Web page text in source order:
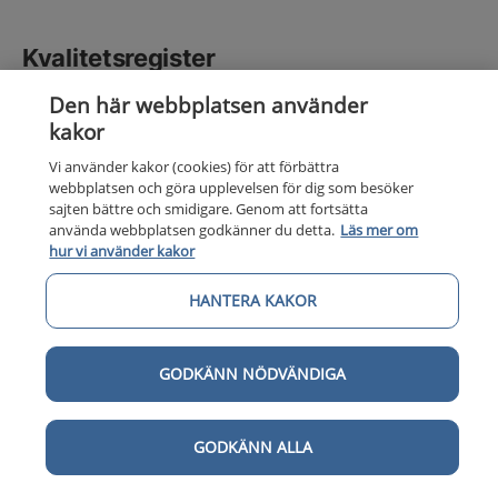
Kvalitetsregister
Rapportera gärna i följande kvalitetsregister (mer
information finns även i åtgärdsbeskrivningen)
oavsett om de används för uppföljning av
vårdförloppets indikatorer eller inte:
Nationella Kvalitetsregistret för
Infektionssjukdomar
Svenska akutsjukvårdsregistret (SVAR).
Sammanfattning av vårdförloppet
Nationellt vårdförlopp Sepsis är framtaget i syfte att
förbättra och likrikta vården för patienter med sepsis.
Vårdförloppet omfattar vuxna patienter som söker
Den här webbplatsen använder
kakor
Vi använder kakor (cookies) för att förbättra
webbplatsen och göra upplevelsen för dig som besöker
sajten bättre och smidigare. Genom att fortsätta
använda webbplatsen godkänner du detta. Läs mer om
hur vi använder kakor
HANTERA KAKOR
GODKÄNN NÖDVÄNDIGA
GODKÄNN ALLA